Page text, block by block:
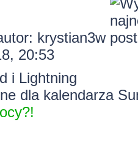
krystian3w
20:53
i Lightning
dla kalendarza